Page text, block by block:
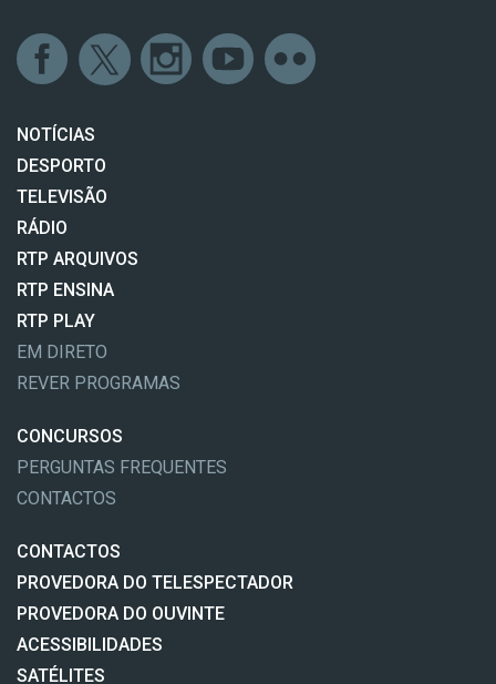
NOTÍCIAS
DESPORTO
TELEVISÃO
RÁDIO
RTP ARQUIVOS
RTP ENSINA
RTP PLAY
EM DIRETO
REVER PROGRAMAS
CONCURSOS
PERGUNTAS FREQUENTES
CONTACTOS
CONTACTOS
PROVEDORA DO TELESPECTADOR
PROVEDORA DO OUVINTE
ACESSIBILIDADES
SATÉLITES